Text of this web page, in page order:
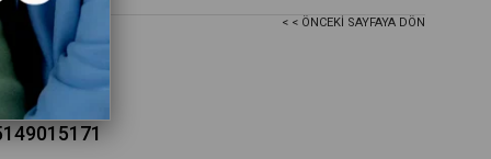
< < ÖNCEKI SAYFAYA DÖN